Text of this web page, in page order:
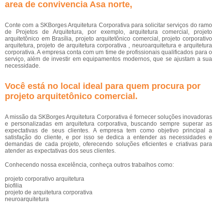
area de convivencia Asa norte,
Conte com a SKBorges Arquitetura Corporativa para solicitar serviços do ramo
de Projetos de Arquitetura, por exemplo, arquitetura comercial, projeto
arquitetônico em Brasília, projeto arquitetônico comercial, projeto corporativo
arquitetura, projeto de arquitetura corporativa , neuroarquitetura e arquitetura
corporativa. A empresa conta com um time de profissionais qualificados para o
serviço, além de investir em equipamentos modernos, que se ajustam a sua
necessidade.
Você está no local ideal para quem procura por
projeto arquitetônico comercial.
A missão da SKBorges Arquitetura Corporativa é fornecer soluções inovadoras
e personalizadas em arquitetura corporativa, buscando sempre superar as
expectativas de seus clientes. A empresa tem como objetivo principal a
satisfação do cliente, e por isso se dedica a entender as necessidades e
demandas de cada projeto, oferecendo soluções eficientes e criativas para
atender as expectativas dos seus clientes.
Conhecendo nossa excelência, conheça outros trabalhos como:
projeto corporativo arquitetura
biofilia
projeto de arquitetura corporativa
neuroarquitetura